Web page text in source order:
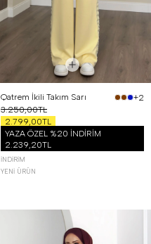
Qatrem İkili Takım Sarı
+2
3.250,00TL
2.799,00TL
YAZA ÖZEL %20 İNDİRİM
2.239,20TL
İNDIRIM
YENI ÜRÜN